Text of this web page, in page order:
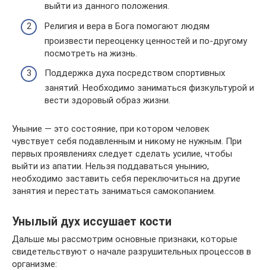
выйти из данного положения.
Религия и вера в Бога помогают людям
произвести переоценку ценностей и по-другому
посмотреть на жизнь.
Поддержка духа посредством спортивных
занятий. Необходимо заниматься физкультурой и
вести здоровый образ жизни.
Уныние — это состояние, при котором человек
чувствует себя подавленным и никому не нужным. При
первых проявлениях следует сделать усилие, чтобы
выйти из апатии. Нельзя поддаваться унынию,
необходимо заставить себя переключиться на другие
занятия и перестать заниматься самокопанием.
Унылый дух иссушает кости
Дальше мы рассмотрим основные признаки, которые
свидетельствуют о начале разрушительных процессов в
организме: